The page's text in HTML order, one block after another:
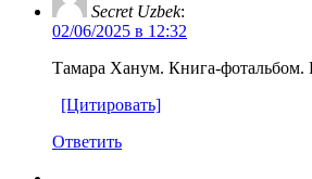
Secret Uzbek:
02/06/2025 в 12:32
Тамара Ханум. Книга-фотальбом.
[Цитировать]
Ответить